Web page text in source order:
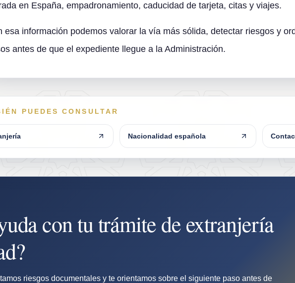
en España, empadronamiento, caducidad de tarjeta, citas y viajes.
esa información podemos valorar la vía más sólida, detectar riesgos y
antes de que el expediente llegue a la Administración.
PUEDES CONSULTAR
Nacionalidad española
con tu trámite de extranjería
riesgos documentales y te orientamos sobre el siguiente paso antes de